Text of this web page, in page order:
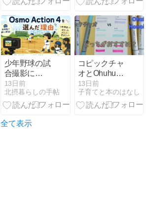
少年野球の試
合撮影に
Osmo Action 4
を選んだ理由
｜メリット・
【第2話】
13日前
北摂暮らしの手帖
コピックチャ
オとOhuhuは
どっちがおす
すめ？違いを
比較して初心
13日前
子育てと本のはなし
全て表示